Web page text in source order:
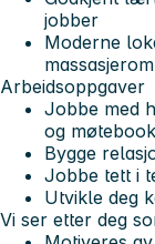
jobber
Moderne
Arbeidsoppgaver
Jobbe med
og
Bygge
Jobbe tett i
Utvikle deg
Vi ser etter deg